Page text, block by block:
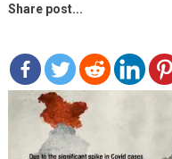
Share post...